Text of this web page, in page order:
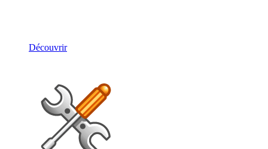
Découvrir